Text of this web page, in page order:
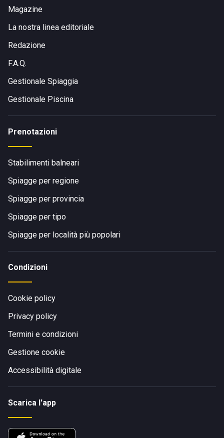
Magazine
La nostra linea editoriale
Redazione
F.A.Q.
Gestionale Spiaggia
Gestionale Piscina
Prenotazioni
Stabilimenti balneari
Spiagge per regione
Spiagge per provincia
Spiagge per tipo
Spiagge per località più popolari
Condizioni
Cookie policy
Privacy policy
Termini e condizioni
Gestione cookie
Accessibilità digitale
Scarica l'app